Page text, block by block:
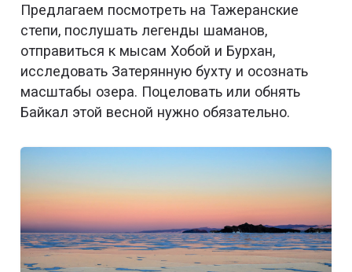
Предлагаем посмотреть на Тажеранские
степи, послушать легенды шаманов,
отправиться к мысам Хобой и Бурхан,
исследовать Затерянную бухту и осознать
масштабы озера. Поцеловать или обнять
Байкал этой весной нужно обязательно.